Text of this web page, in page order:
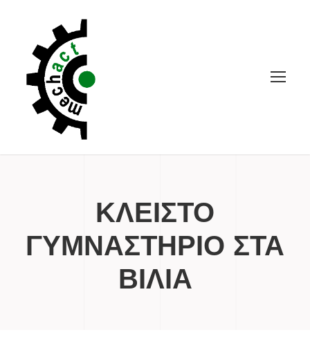
ΚΛΕΙΣΤΟ
ΓΥΜΝΑΣΤΗΡΙΟ ΣΤΑ
ΒΙΛΙΑ